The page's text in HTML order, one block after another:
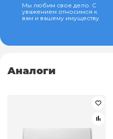
Мы любим свое дело. С
уважением относимся к
вам и вашему имуществу
Аналоги